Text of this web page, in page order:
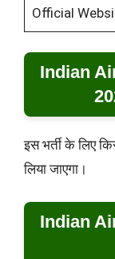
Official
Indian
इस भर्ती के लिए
लिया जाएगा।
Indian